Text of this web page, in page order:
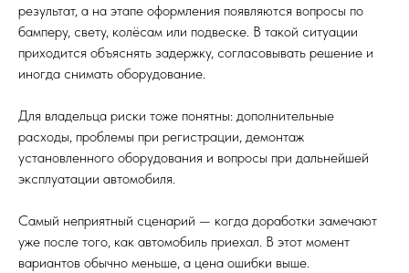
результат, а на этапе оформления появляются вопросы по
бамперу, свету, колёсам или подвеске. В такой ситуации
приходится объяснять задержку, согласовывать решение и
иногда снимать оборудование.
Для владельца риски тоже понятны: дополнительные
расходы, проблемы при регистрации, демонтаж
установленного оборудования и вопросы при дальнейшей
эксплуатации автомобиля.
Самый неприятный сценарий — когда доработки замечают
уже после того, как автомобиль приехал. В этот момент
вариантов обычно меньше, а цена ошибки выше.